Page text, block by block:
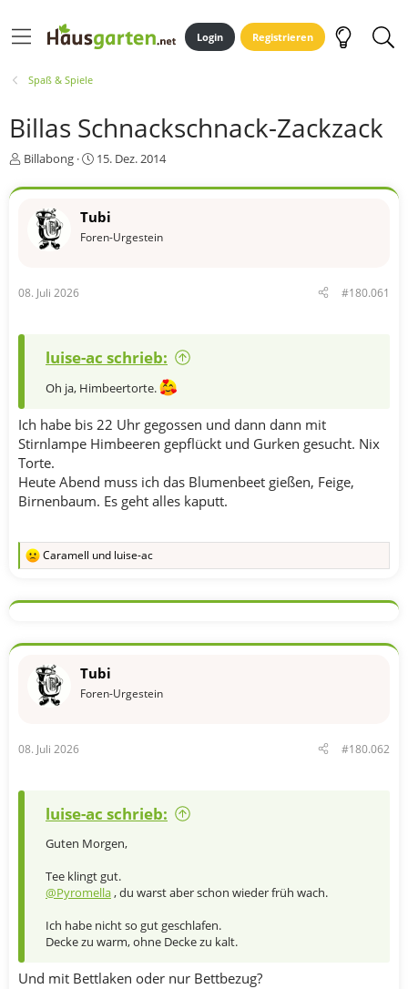
Login Registrieren
Spaß & Spiele
Billas Schnackschnack-Zackzack
E
s
r
Billabong
E
s
e
l
15. Dez. 2014
Tubi
Foren-Urgestein
08. Juli 2026 #180.061
luise-ac schrieb:
Oh ja, Himbeertorte.
Ich habe bis 22 Uhr gegossen und dann dann mit
Stirnlampe Himbeeren gepflückt und Gurken gesucht. Nix
Torte.
Heute Abend muss ich das Blumenbeet gießen, Feige,
Birnenbaum. Es geht alles kaputt.
R
k
o
Caramell und luise-ac
Tubi
Foren-Urgestein
08. Juli 2026 #180.062
luise-ac schrieb:
Guten Morgen,
Tee klingt gut.
@Pyromella , du warst aber schon wieder früh wach.
Ich habe nicht so gut geschlafen.
Decke zu warm, ohne Decke zu kalt.
Und mit Bettlaken oder nur Bettbezug?